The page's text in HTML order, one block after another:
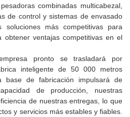
combinadas multicabezal,
de control y sistemas de envasado
soluciones más competitivas para
obtener ventajas competitivas en el
pronto se trasladará por
inteligente de 50 000 metros
base de fabricación impulsará de
de producción, nuestras
de nuestras entregas, lo que
y servicios más estables y fiables.